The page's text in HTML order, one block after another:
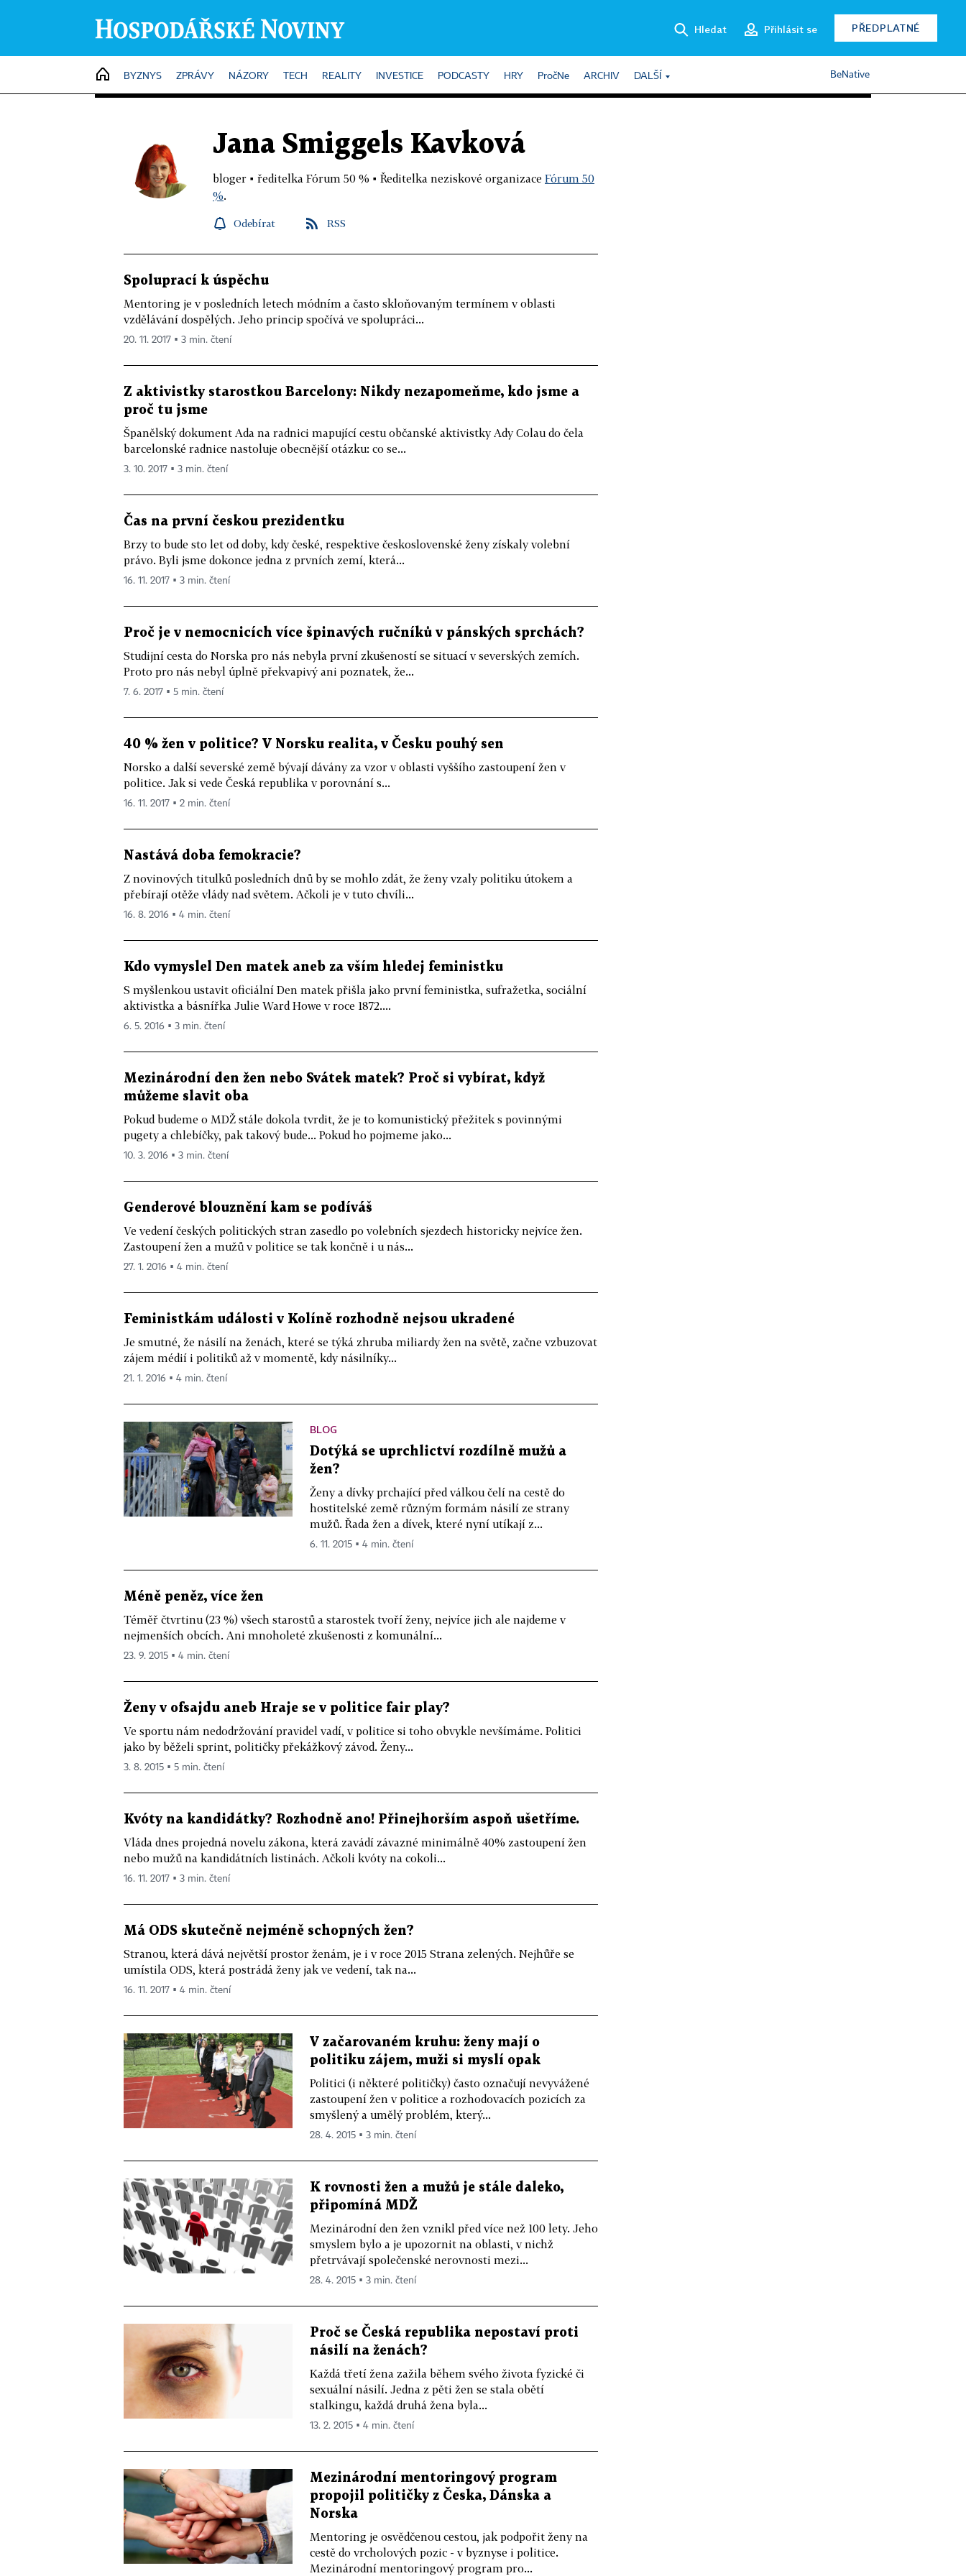
Hledat Přihlásit se PŘEDPLATNÉ
HOME
BYZNYS ZPRÁVY NÁZORY TECH REALITY INVESTICE PODCASTY HRY PročNe ARCHIV DALŠÍ BeNative
Jana Smiggels Kavková
bloger ▪ ředitelka Fórum 50 % ▪ Ředitelka neziskové organizace Fórum 50
%.
Odebírat RSS
Spoluprací k úspěchu
Mentoring je v posledních letech módním a často skloňovaným termínem v oblasti
vzdělávání dospělých. Jeho princip spočívá ve spolupráci...
20. 11. 2017 ▪ 3 min. čtení
Z aktivistky starostkou Barcelony: Nikdy nezapomeňme, kdo jsme a
proč tu jsme
Španělský dokument Ada na radnici mapující cestu občanské aktivistky Ady Colau do čela
barcelonské radnice nastoluje obecnější otázku: co se...
3. 10. 2017 ▪ 3 min. čtení
Čas na první českou prezidentku
Brzy to bude sto let od doby, kdy české, respektive československé ženy získaly volební
právo. Byli jsme dokonce jedna z prvních zemí, která...
16. 11. 2017 ▪ 3 min. čtení
Proč je v nemocnicích více špinavých ručníků v pánských sprchách?
Studijní cesta do Norska pro nás nebyla první zkušeností se situací v severských zemích.
Proto pro nás nebyl úplně překvapivý ani poznatek, že...
7. 6. 2017 ▪ 5 min. čtení
40 % žen v politice? V Norsku realita, v Česku pouhý sen
Norsko a další severské země bývají dávány za vzor v oblasti vyššího zastoupení žen v
politice. Jak si vede Česká republika v porovnání s...
16. 11. 2017 ▪ 2 min. čtení
Nastává doba femokracie?
Z novinových titulků posledních dnů by se mohlo zdát, že ženy vzaly politiku útokem a
přebírají otěže vlády nad světem. Ačkoli je v tuto chvíli...
16. 8. 2016 ▪ 4 min. čtení
Kdo vymyslel Den matek aneb za vším hledej feministku
S myšlenkou ustavit oficiální Den matek přišla jako první feministka, sufražetka, sociální
aktivistka a básnířka Julie Ward Howe v roce 1872....
6. 5. 2016 ▪ 3 min. čtení
Mezinárodní den žen nebo Svátek matek? Proč si vybírat, když
můžeme slavit oba
Pokud budeme o MDŽ stále dokola tvrdit, že je to komunistický přežitek s povinnými
pugety a chlebíčky, pak takový bude... Pokud ho pojmeme jako...
10. 3. 2016 ▪ 3 min. čtení
Genderové blouznění kam se podíváš
Ve vedení českých politických stran zasedlo po volebních sjezdech historicky nejvíce žen.
Zastoupení žen a mužů v politice se tak končně i u nás...
27. 1. 2016 ▪ 4 min. čtení
Feministkám události v Kolíně rozhodně nejsou ukradené
Je smutné, že násilí na ženách, které se týká zhruba miliardy žen na světě, začne vzbuzovat
zájem médií i politiků až v momentě, kdy násilníky...
21. 1. 2016 ▪ 4 min. čtení
BLOG
Dotýká se uprchlictví rozdílně mužů a
žen?
Ženy a dívky prchající před válkou čelí na cestě do
hostitelské země různým formám násilí ze strany
mužů. Řada žen a dívek, které nyní utíkají z...
6. 11. 2015 ▪ 4 min. čtení
Méně peněz, více žen
Téměř čtvrtinu (23 %) všech starostů a starostek tvoří ženy, nejvíce jich ale najdeme v
nejmenších obcích. Ani mnoholeté zkušenosti z komunální...
23. 9. 2015 ▪ 4 min. čtení
Ženy v ofsajdu aneb Hraje se v politice fair play?
Ve sportu nám nedodržování pravidel vadí, v politice si toho obvykle nevšímáme. Politici
jako by běželi sprint, političky překážkový závod. Ženy...
3. 8. 2015 ▪ 5 min. čtení
Kvóty na kandidátky? Rozhodně ano! Přinejhorším aspoň ušetříme.
Vláda dnes projedná novelu zákona, která zavádí závazné minimálně 40% zastoupení žen
nebo mužů na kandidátních listinách. Ačkoli kvóty na cokoli...
16. 11. 2017 ▪ 3 min. čtení
Má ODS skutečně nejméně schopných žen?
Stranou, která dává největší prostor ženám, je i v roce 2015 Strana zelených. Nejhůře se
umístila ODS, která postrádá ženy jak ve vedení, tak na...
16. 11. 2017 ▪ 4 min. čtení
V začarovaném kruhu: ženy mají o
politiku zájem, muži si myslí opak
Politici (i některé političky) často označují nevyvážené
zastoupení žen v politice a rozhodovacích pozicích za
smyšlený a umělý problém, který...
28. 4. 2015 ▪ 3 min. čtení
K rovnosti žen a mužů je stále daleko,
připomíná MDŽ
Mezinárodní den žen vznikl před více než 100 lety. Jeho
smyslem bylo a je upozornit na oblasti, v nichž
přetrvávají společenské nerovnosti mezi...
28. 4. 2015 ▪ 3 min. čtení
Proč se Česká republika nepostaví proti
násilí na ženách?
Každá třetí žena zažila během svého života fyzické či
sexuální násilí. Jedna z pěti žen se stala obětí
stalkingu, každá druhá žena byla...
13. 2. 2015 ▪ 4 min. čtení
Mezinárodní mentoringový program
propojil političky z Česka, Dánska a
Norska
Mentoring je osvědčenou cestou, jak podpořit ženy na
cestě do vrcholových pozic - v byznyse i politice.
Mezinárodní mentoringový program pro...